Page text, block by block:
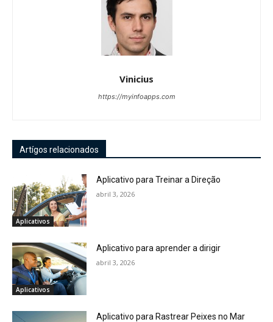
Vinicius
https://myinfoapps.com
Artígos relacionados
Aplicativos
Aplicativo para Treinar a Direção
abril 3, 2026
Aplicativos
Aplicativo para aprender a dirigir
abril 3, 2026
Aplicativo para Rastrear Peixes no Mar